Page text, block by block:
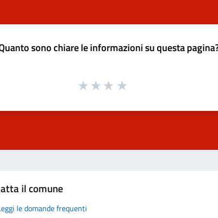
sono chiare le informazioni su questa
il comune
le domande frequenti